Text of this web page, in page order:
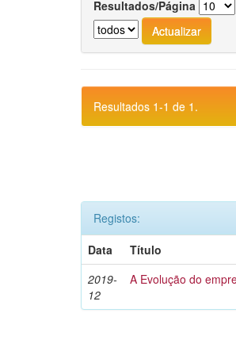
Resultados/Página
Resultados 1-1 de 1.
Registos:
Data
Título
2019-
12
A Evolução do